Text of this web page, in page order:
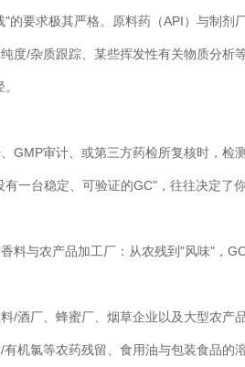
求极其严格。原料药（API）与制剂
度/杂质跟踪、某些挥发性有关物质分析
审计、或第三方药检所复核时，检
一台稳定、可验证的GC"，往往决定了你
与农产品加工厂：从农残到"风味"，
厂、蜂蜜厂、烟草企业以及大型农产
机氯等农药残留、食用油与包装食品的